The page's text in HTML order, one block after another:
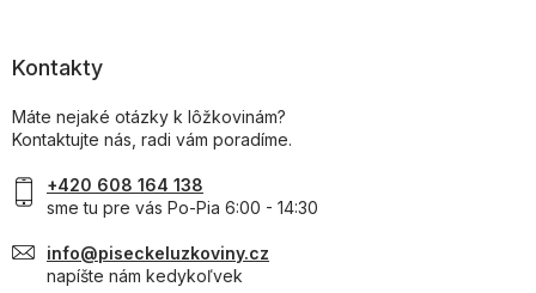
Kontakty
Máte nejaké otázky k lôžkovinám?
Kontaktujte nás, radi vám poradíme.
+420 608 164 138
sme tu pre vás Po-Pia 6:00 - 14:30
info@piseckeluzkoviny.cz
napíšte nám kedykoľvek